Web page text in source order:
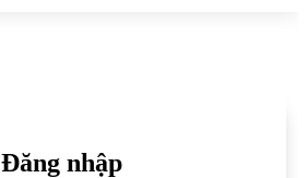
Đăng nhập